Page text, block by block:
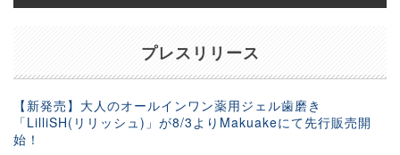
プレスリリース
【新発売】大人のオールインワン薬用ジェル歯磨き
「LilliSH(リリッシュ)」が8/3よりMakuakeにて先行販売開
始！